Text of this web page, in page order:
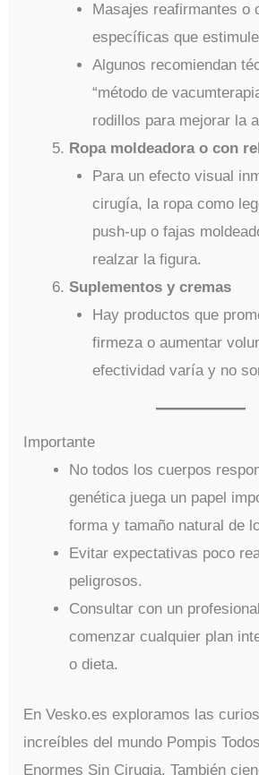
Masajes reafirmantes o
específicas que
Algunos recomiendan
“método de
rodillos para mejorar la
Ropa moldeadora o con
Para un efecto visual
cirugía, la ropa como
push-up o fajas
realzar la figura.
Suplementos y cremas
Hay productos que
firmeza o aumentar
efectividad varía y no
Importante
No todos los cuerpos
genética juega un papel
forma y tamaño natural de
Evitar expectativas poco
peligrosos.
Consultar con un
comenzar cualquier plan
o dieta.
En Vesko.es exploramos las
increíbles del mundo Pompis
Enormes Sin Cirugia. También